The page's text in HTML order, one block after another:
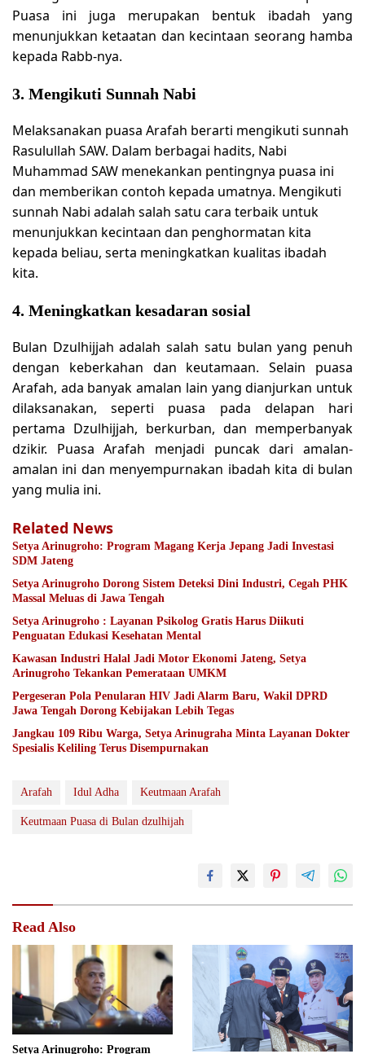
Puasa ini juga merupakan bentuk ibadah yang
menunjukkan ketaatan dan kecintaan seorang hamba
kepada Rabb-nya.
3. Mengikuti Sunnah Nabi
Melaksanakan puasa Arafah berarti mengikuti sunnah
Rasulullah SAW. Dalam berbagai hadits, Nabi
Muhammad SAW menekankan pentingnya puasa ini
dan memberikan contoh kepada umatnya. Mengikuti
sunnah Nabi adalah salah satu cara terbaik untuk
menunjukkan kecintaan dan penghormatan kita
kepada beliau, serta meningkatkan kualitas ibadah
kita.
4. Meningkatkan kesadaran sosial
Bulan Dzulhijjah adalah salah satu bulan yang penuh
dengan keberkahan dan keutamaan. Selain puasa
Arafah, ada banyak amalan lain yang dianjurkan untuk
dilaksanakan, seperti puasa pada delapan hari
pertama Dzulhijjah, berkurban, dan memperbanyak
dzikir. Puasa Arafah menjadi puncak dari amalan-
amalan ini dan menyempurnakan ibadah kita di bulan
yang mulia ini.
Related News
Setya Arinugroho: Program Magang Kerja Jepang Jadi Investasi
SDM Jateng
Setya Arinugroho Dorong Sistem Deteksi Dini Industri, Cegah PHK
Massal Meluas di Jawa Tengah
Setya Arinugroho : Layanan Psikolog Gratis Harus Diikuti
Penguatan Edukasi Kesehatan Mental
Kawasan Industri Halal Jadi Motor Ekonomi Jateng, Setya
Arinugroho Tekankan Pemerataan UMKM
Pergeseran Pola Penularan HIV Jadi Alarm Baru, Wakil DPRD
Jawa Tengah Dorong Kebijakan Lebih Tegas
Jangkau 109 Ribu Warga, Setya Arinugraha Minta Layanan Dokter
Spesialis Keliling Terus Disempurnakan
Arafah Idul Adha Keutmaan Arafah
Keutmaan Puasa di Bulan dzulhijah
Read Also
Setya Arinugroho: Program